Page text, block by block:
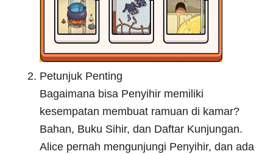
Petunjuk Penting
Bagaimana bisa Penyihir memiliki
kesempatan membuat ramuan di kamar?
Bahan, Buku Sihir, dan Daftar Kunjungan.
Alice pernah mengunjungi Penyihir, dan ada